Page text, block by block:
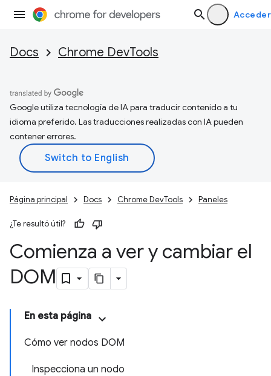
Acceder
Docs Chrome DevTools
Google utiliza tecnología de IA para traducir contenido a tu
idioma preferido. Las traducciones realizadas con IA pueden
contener errores.
Página principal Docs Chrome DevTools Paneles
¿Te resultó útil?
Comienza a ver y cambiar el
DOM
En esta página
Cómo ver nodos DOM
Inspecciona un nodo